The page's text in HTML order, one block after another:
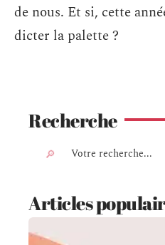
de nous. Et si, cette
dicter la palette ?
Recherche
Articles